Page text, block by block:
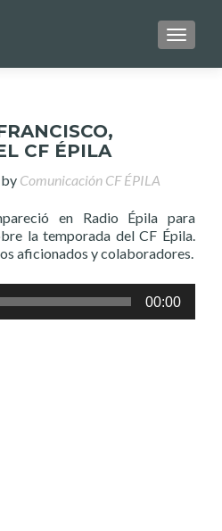
CF ÉPILA
by Comunicación CF ÉPILA
en Radio Épila para
la temporada del CF Épila.
aficionados y colaboradores.
00:00